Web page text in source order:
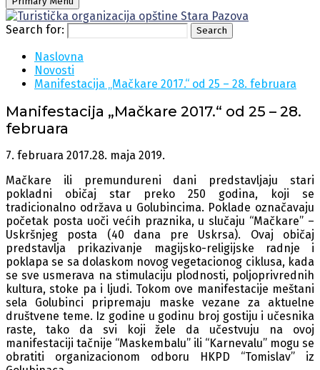
Search for: Search
Naslovna
Novosti
Manifestacija „Mačkare 2017.“ od 25 – 28. februara
Manifestacija „Mačkare 2017.“ od 25 – 28.
februara
7. februara 2017.28. maja 2019.
Mačkare ili premundureni dani predstavljaju stari
pokladni običaj star preko 250 godina, koji se
tradicionalno održava u Golubincima. Poklade označavaju
početak posta uoči većih praznika, u slučaju “Mačkare” –
Uskršnjeg posta (40 dana pre Uskrsa). Ovaj običaj
predstavlja prikazivanje magijsko-religijske radnje i
poklapa se sa dolaskom novog vegetacionog ciklusa, kada
se sve usmerava na stimulaciju plodnosti, poljoprivrednih
kultura, stoke pa i ljudi. Tokom ove manifestacije meštani
sela Golubinci pripremaju maske vezane za aktuelne
društvene teme. Iz godine u godinu broj gostiju i učesnika
raste, tako da svi koji žele da učestvuju na ovoj
manifestaciji tačnije “Maskembalu” ili “Karnevalu” mogu se
obratiti organizacionom odboru HKPD “Tomislav” iz